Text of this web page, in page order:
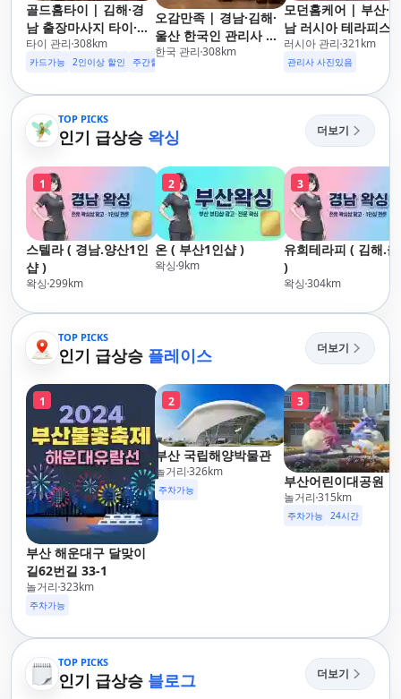
골드홈타이 | 김해·경
남 출장마사지 타이·아
로마·스웨디시
타이 관리 308km
카드가능 2인이상 할인 주간할인 군인할인
오감만족 | 경남·김해·
울산 한국인 관리사 출
장마사지
한국 관리 308km
모던홈케어 | 부산·경
남 러시아 테라피스
방문 마사지
러시아 관리 321km
관리사 사진있음
TOP PICKS
인기 급상승 왁싱 더보기
1
스텔라 ( 경남.양산1인
샵 )
왁싱299km
2
온 ( 부산1인샵 )
왁싱9km
3
유희테라피 ( 김해.
)
왁싱304km
TOP PICKS
인기 급상승 플레이스 더보기
1
부산 해운대구 달맞이
길62번길 33-1
놀거리 323km
주차가능
2
부산 국립해양박물관
놀거리 326km
주차가능
3
부산어린이대공원
놀거리 315km
주차가능 24시간
TOP PICKS
인기 급상승 블로그 더보기